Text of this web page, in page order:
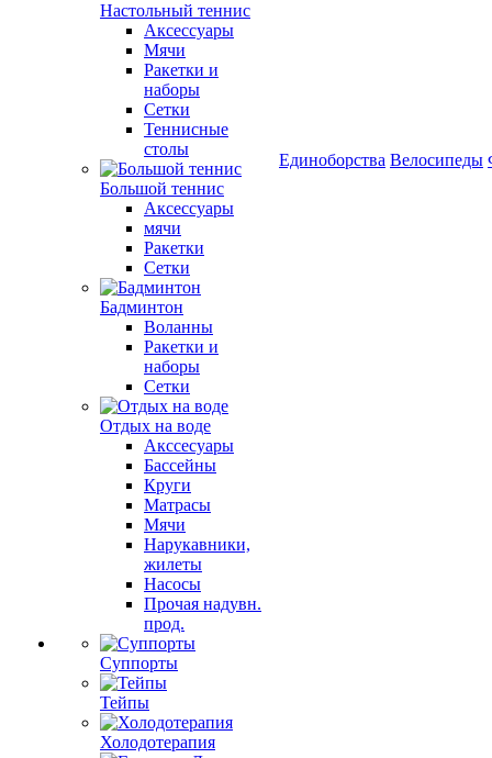
Настольный теннис
Аксессуары
Мячи
Ракетки и
наборы
Сетки
Теннисные
столы
Большой теннис
Аксессуары
мячи
Ракетки
Сетки
Бадминтон
Воланны
Ракетки и
наборы
Сетки
Отдых на воде
Акссесуары
Бассейны
Круги
Матрасы
Мячи
Нарукавники,
жилеты
Насосы
Прочая надувн.
прод.
Суппорты
Тейпы
Холодотерапия
Единоборства Велосипеды